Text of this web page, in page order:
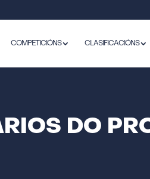
COMPETICIÓNS CLASIFICACIÓNS
DO